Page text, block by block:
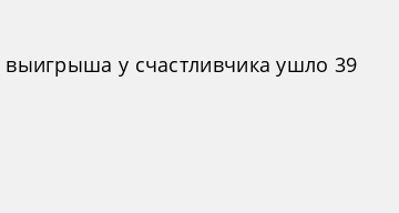
у счастливчика ушло 39